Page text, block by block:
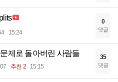
15:24
0
댓글
제로 돌아버린 사람들
추천 2 15:15
35
댓글